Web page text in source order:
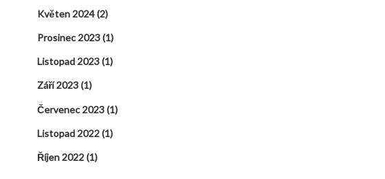
Květen 2024(2)
Prosinec 2023(1)
Listopad 2023(1)
Září 2023(1)
Červenec 2023(1)
Listopad 2022(1)
Říjen 2022(1)